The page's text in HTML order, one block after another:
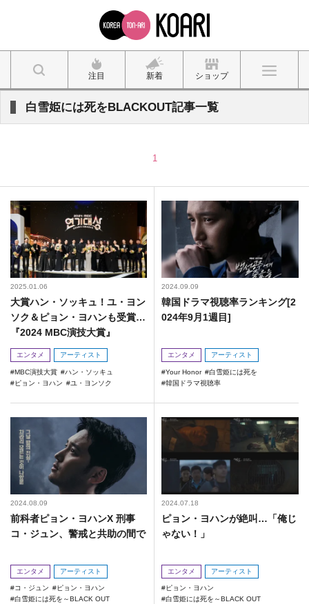
注目 新着 ショップ
白雪姫には死をBLACKOUT記事一覧
1
2025.01.06
大賞ハン・ソッキュ！ユ・ヨン
ソク＆ピョン・ヨハンも受賞…
『2024 MBC演技大賞』
エンタメ アーティスト
MBC演技大賞
ハン・ソッキュ
ピョン・ヨハン
ユ・ヨンソク
2024.09.09
韓国ドラマ視聴率ランキング[2
024年9月1週目]
エンタメ アーティスト
Your Honor
白雪姫には死を
韓国ドラマ視聴率
2024.08.09
前科者ピョン・ヨハンX 刑事
コ・ジュン、警戒と共助の間で
エンタメ アーティスト
コ・ジュン
ピョン・ヨハン
白雪姫には死を～BLACK OUT
2024.07.18
ピョン・ヨハンが絶叫…「俺じ
ゃない！」
エンタメ アーティスト
ピョン・ヨハン
白雪姫には死を～BLACK OUT